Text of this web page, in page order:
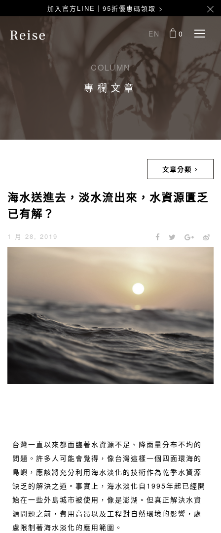
加入官方LINE｜95折優惠碼領取 >
EN 0
COLUMN
專欄文章
文章分類
海水送進去，淡水流出來，水資源匱乏
已有解？
1 月 28, 2019
台灣一直以來都面臨著水資源不足、降雨量分布不均的
問題。許多人可能會覺得，像台灣這樣一個四面環海的
島嶼，應該將充分利用海水淡化的技術作為乾季水資源
缺乏的解決之道。事實上，海水淡化自1995年起已經開
始在一些外島城市被使用，像是澎湖。但真正解決水資
源問題之前，費用高昂以及工程對自然環境的影響，處
處限制著海水淡化的應用範圍。